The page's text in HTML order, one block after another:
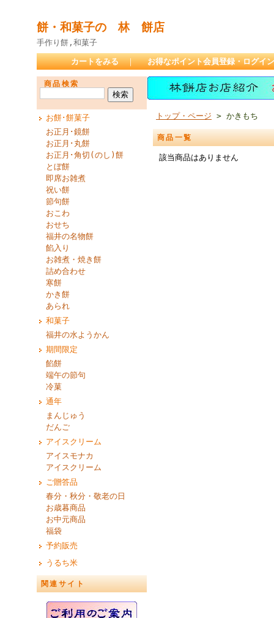
餅・和菓子の 林 餅店
手作り餅,和菓子
カートをみる ｜ お得なポイント会員登録・ログイン
商品検索
お餅･餅菓子
お正月･鏡餅
お正月･丸餅
お正月･角切(のし)餅
とぼ餅
即席お雑煮
祝い餅
節句餅
おこわ
おせち
福井の名物餅
餡入り
お雑煮・焼き餅
詰め合わせ
寒餅
かき餅
あられ
和菓子
福井の水ようかん
期間限定
餡餅
端午の節句
冷菓
通年
まんじゅう
だんご
アイスクリーム
アイスモナカ
アイスクリーム
ご贈答品
春分・秋分・敬老の日
お歳暮商品
お中元商品
福袋
予約販売
うるち米
関連サイト
トップ・ページ > かきもち
商品一覧
該当商品はありません